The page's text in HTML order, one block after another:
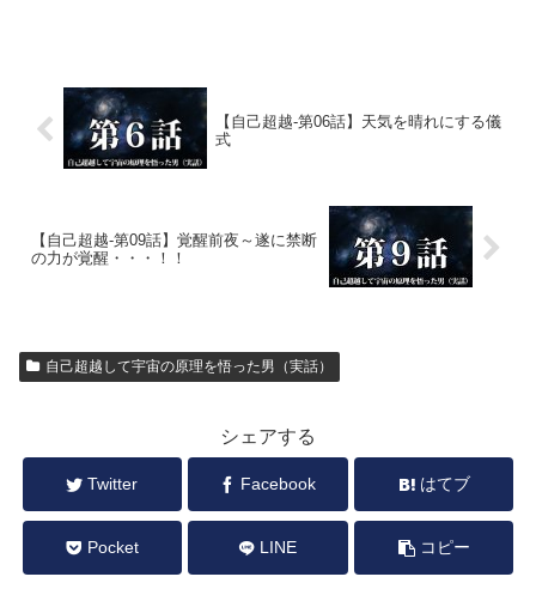
【自己超越-第06話】天気を晴れにする儀
式
【自己超越-第09話】覚醒前夜～遂に禁断
の力が覚醒・・・！！
自己超越して宇宙の原理を悟った男（実話）
シェアする
Twitter Facebook はてブ
Pocket LINE コピー